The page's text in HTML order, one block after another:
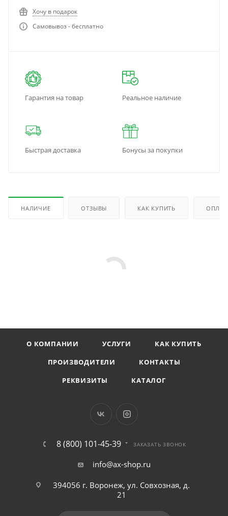
Хочу в подарок
Самовывоз - бесплатно
Гарантия на товар Реальное наличие
Быстрая доставка Бонусы за покупки
НАЛИЧИЕ ОТЗЫВЫ КАК КУПИТЬ
О КОМПАНИИ УСЛУГИ
КАК КУПИТЬ
ПРОИЗВОДИТЕЛИ
КОНТАКТЫ
РЕКВИЗИТЫ
КАТАЛОГ
8 (800) 101-45-39 ЗАКАЗАТЬ ЗВОНОК
info@ax-shop.ru
394056 г. Воронеж, ул. Совхозная, д.
21